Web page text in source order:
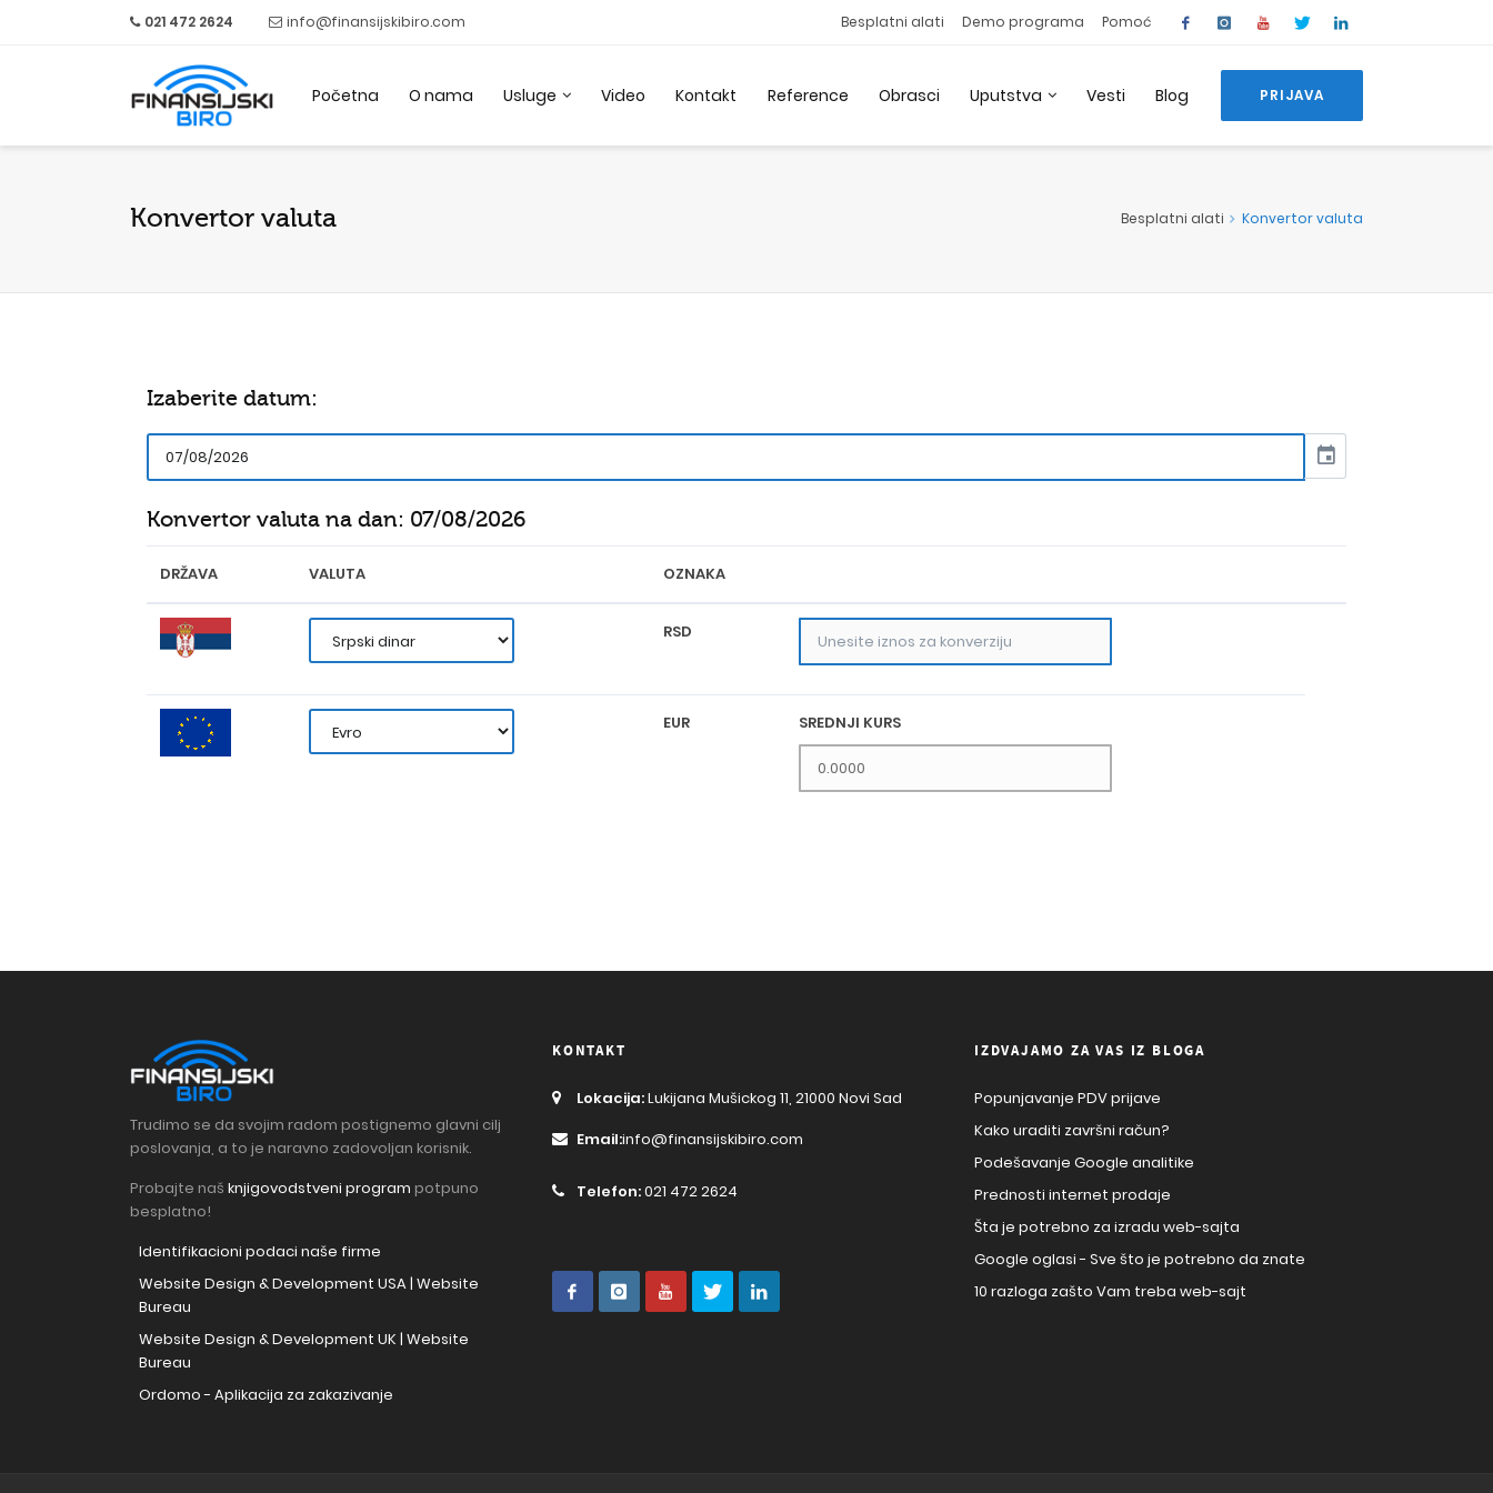
021 472 2624 info@finansijskibiro.com Besplatni alati Demo programa Pomoć
Početna O nama Usluge Video Kontakt Reference Obrasci Uputstva Vesti Blog PRIJAVA
Konvertor valuta Besplatni alati Konvertor valuta
Izaberite datum:
event
Konvertor valuta na dan: 07/08/2026
DRŽAVA VALUTA OZNAKA
RSD
EUR SREDNJI KURS
Trudimo se da svojim radom postignemo glavni cilj
poslovanja, a to je naravno zadovoljan korisnik.
Probajte naš knjigovodstveni program potpuno
besplatno!
Identifikacioni podaci naše firme
Website Design & Development USA | Website
Bureau
Website Design & Development UK | Website
Bureau
Ordomo - Aplikacija za zakazivanje
KONTAKT
Lokacija:Lukijana Mušickog 11, 21000 Novi Sad
Email:info@finansijskibiro.com
Telefon:021 472 2624
IZDVAJAMO ZA VAS IZ BLOGA
Popunjavanje PDV prijave
Kako uraditi završni račun?
Podešavanje Google analitike
Prednosti internet prodaje
Šta je potrebno za izradu web-sajta
Google oglasi - Sve što je potrebno da znate
10 razloga zašto Vam treba web-sajt